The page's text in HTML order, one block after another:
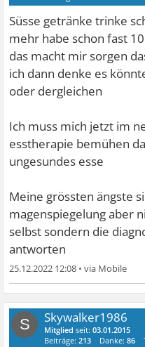
Süsse getränke trinke
mehr habe schon fast
das macht mir sorgen
ich dann denke es
oder dergleichen
Ich muss mich jetzt im
esstherapie bemühen
ungesundes esse
Meine grössten ängste
magenspiegelung aber
selbst sondern die
antworten
25.12.2022 12:08 •
S Skywalker1986
Mitglied seit:03.01.2015
Beiträge:213 Danke:86